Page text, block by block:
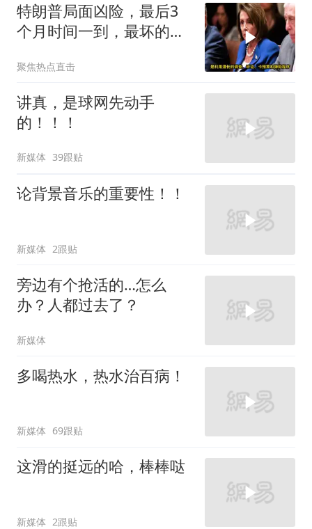
特朗普局面凶险，最后3
个月时间一到，最坏的结
聚焦热点直击
讲真，是球网先动手
的！！！
新媒体 39跟贴
论背景音乐的重要性！！
新媒体 2跟贴
旁边有个抢活的…怎么
办？人都过去了？
新媒体
多喝热水，热水治百病！
新媒体 69跟贴
这滑的挺远的哈，棒棒哒
新媒体 2跟贴